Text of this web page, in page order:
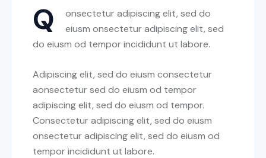
Q
onsectetur adipiscing elit, sed do
eiusm onsectetur adipiscing elit, sed
do eiusm od tempor incididunt ut labore.
Adipiscing elit, sed do eiusm consectetur
aonsectetur sed do eiusm od tempor
adipiscing elit, sed do eiusm od tempor.
Consectetur adipiscing elit, sed do eiusm
onsectetur adipiscing elit, sed do eiusm od
tempor incididunt ut labore.